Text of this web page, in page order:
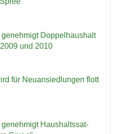
Dop­pel­haus­halt
und 2010
für Neu­an­sied­lun­gen flott
ge­neh­migt Haus­halts­sat­